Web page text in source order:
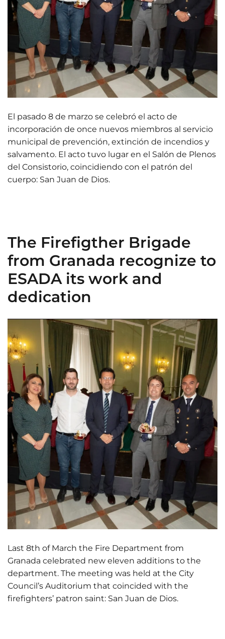
El pasado 8 de marzo se celebró el acto de
incorporación de once nuevos miembros al servicio
municipal de prevención, extinción de incendios y
salvamento. El acto tuvo lugar en el Salón de Plenos
del Consistorio, coincidiendo con el patrón del
cuerpo: San Juan de Dios.
The Firefigther Brigade
from Granada recognize to
ESADA its work and
dedication
Last 8th of March the Fire Department from
Granada celebrated new eleven additions to the
department. The meeting was held at the City
Council’s Auditorium that coincided with the
firefighters’ patron saint: San Juan de Dios.